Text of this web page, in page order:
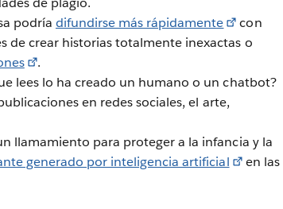
podría difundirse más rápidamente
con
de crear historias totalmente inexactas o
.
lees lo ha creado un humano o un chatbot?
en redes sociales, el arte,
llamamiento para proteger a la infancia y la
generado por inteligencia artificial
en las